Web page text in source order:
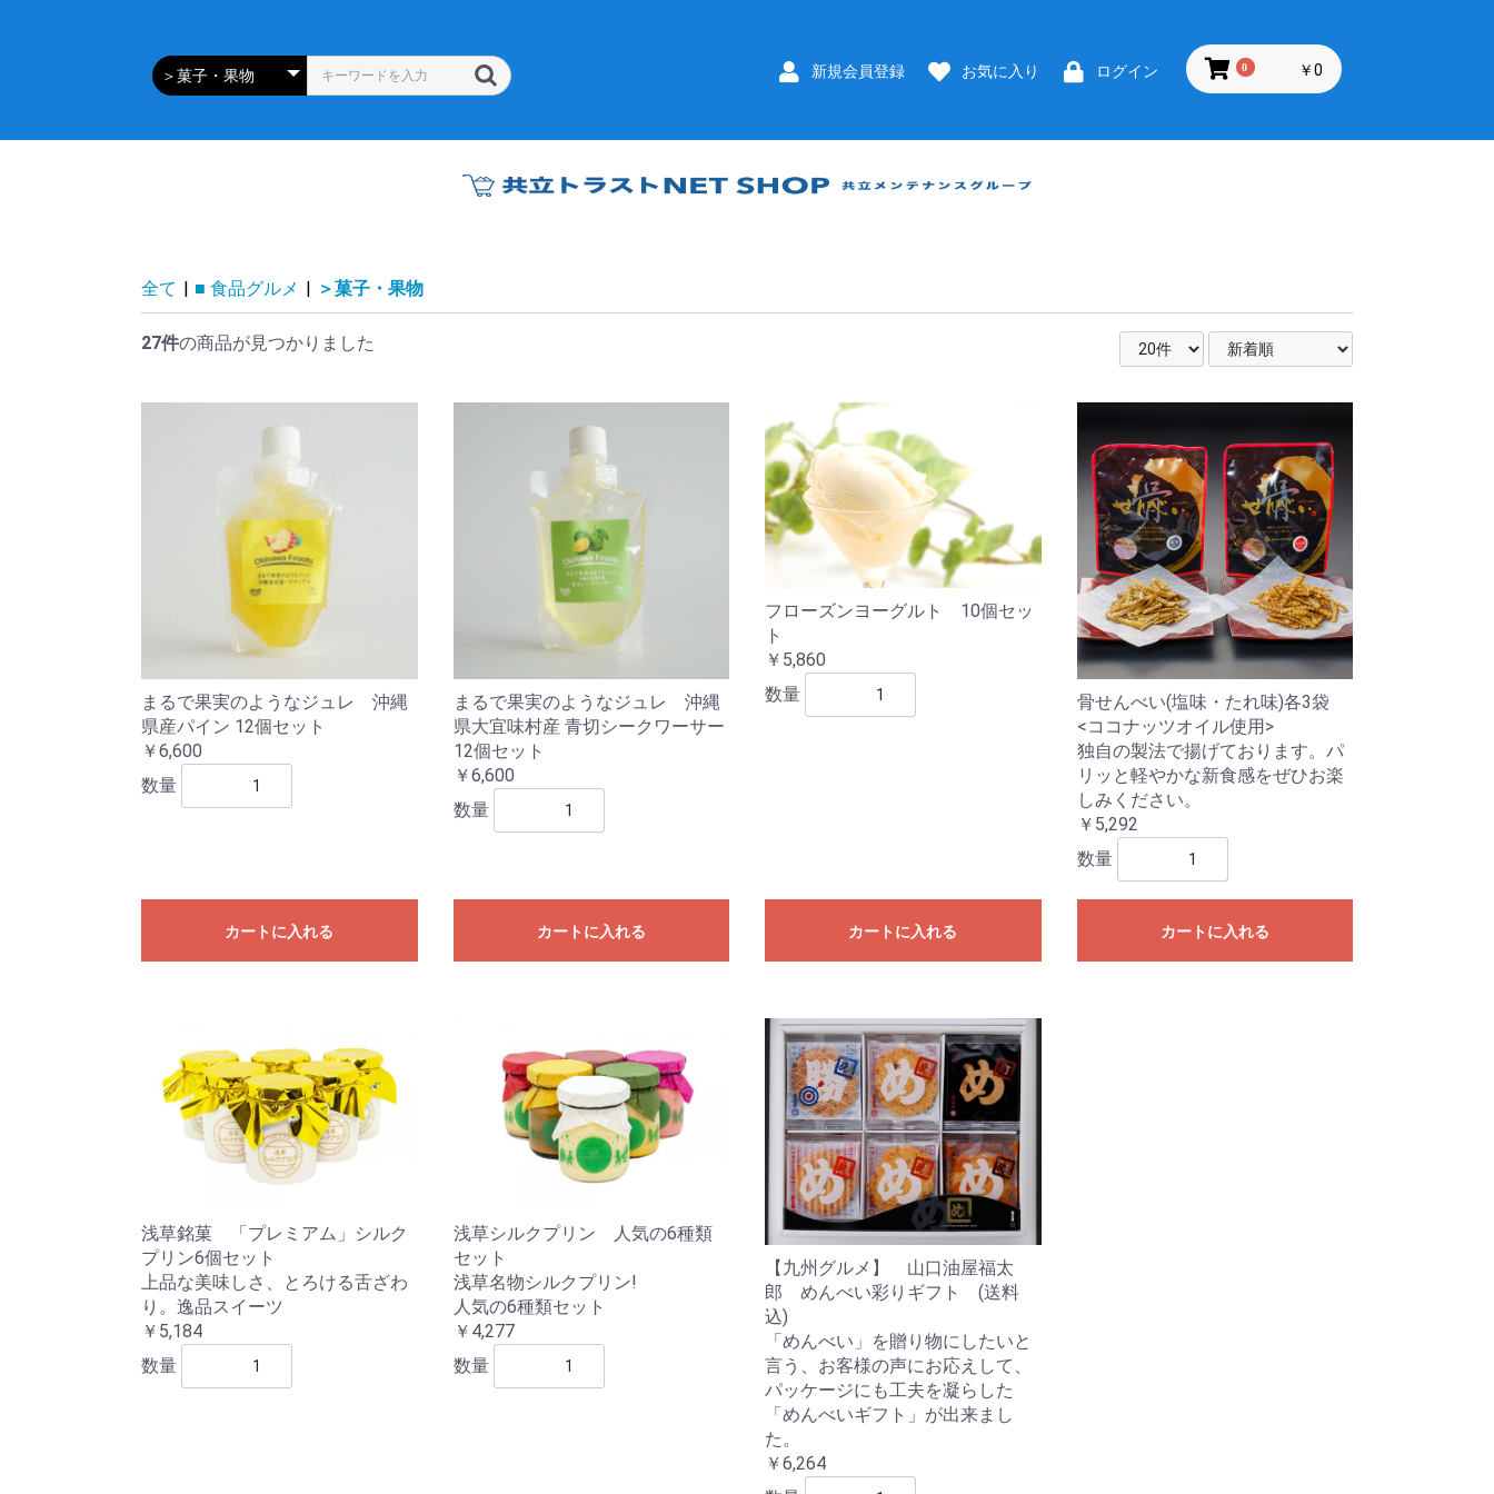
新規会員登録 お気に入り ログイン 0 ￥0
全て | ■ 食品グルメ | ＞菓子・果物
27件の商品が見つかりました
まるで果実のようなジュレ 沖縄
県産パイン 12個セット
￥6,600
数量
カートに入れる
まるで果実のようなジュレ 沖縄
県大宜味村産 青切シークワーサー
12個セット
￥6,600
数量
カートに入れる
フローズンヨーグルト 10個セッ
ト
￥5,860
数量
カートに入れる
骨せんべい(塩味・たれ味)各3袋
<ココナッツオイル使用>
独自の製法で揚げております。パ
リッと軽やかな新食感をぜひお楽
しみください。
￥5,292
数量
カートに入れる
浅草銘菓 「プレミアム」シルク
プリン6個セット
上品な美味しさ、とろける舌ざわ
り。逸品スイーツ
￥5,184
数量
浅草シルクプリン 人気の6種類
セット
浅草名物シルクプリン!
人気の6種類セット
￥4,277
数量
【九州グルメ】 山口油屋福太
郎 めんべい彩りギフト (送料
込)
「めんべい」を贈り物にしたいと
言う、お客様の声にお応えして、
パッケージにも工夫を凝らした
「めんべいギフト」が出来まし
た。
￥6,264